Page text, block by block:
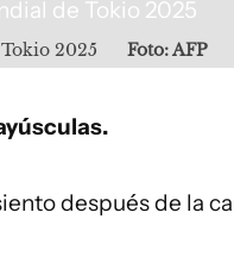
2025 Foto: AFP
después de la